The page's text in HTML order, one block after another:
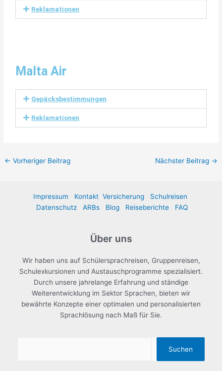
Reklamationen
Malta Air
Gepäcksbestimmungen
Reklamationen
← Vorheriger Beitrag Nächster Beitrag →
Impressum Kontakt Versicherung
Schulreisen
Datenschutz
ARBs Blog Reiseberichte FAQ
Über uns
Wir haben uns auf Schülersprachreisen, Gruppenreisen,
Schulexkursionen und Austauschprogramme spezialisiert.
Durch unsere jahrelange Erfahrung und ständige
Weiterentwicklung im Sektor Sprachen, bieten wir
bewährte Konzepte einer optimalen und personalisierten
Sprachlösung nach Maß für Sie.
Suchen